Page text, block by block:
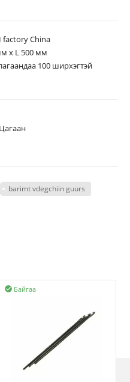
China
500 мм
100 ширхэгтэй
Цагаан
barimt vdegchiin guurs
Байгаа
